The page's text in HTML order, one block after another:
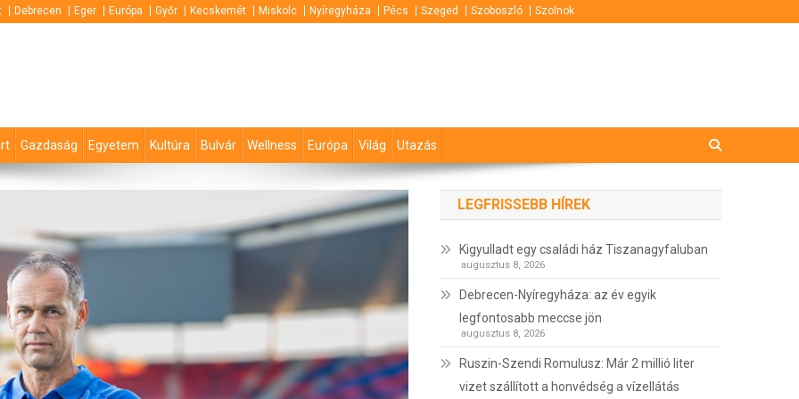
Debrecen Eger Európa Győr Kecskemét Miskolc Nyíregyháza Pécs Szeged Szoboszló Szolnok
Gazdaság Egyetem Kultúra Bulvár Wellness Európa Világ Utazás
LEGFRISSEBB HÍREK
Kigyulladt egy családi ház Tiszanagyfaluban
augusztus 8, 2026
Debrecen-Nyíregyháza: az év egyik
legfontosabb meccse jön
augusztus 8, 2026
Ruszin-Szendi Romulusz: Már 2 millió liter
vizet szállított a honvédség a vízellátás